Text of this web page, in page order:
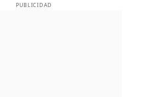
PUBLICIDAD